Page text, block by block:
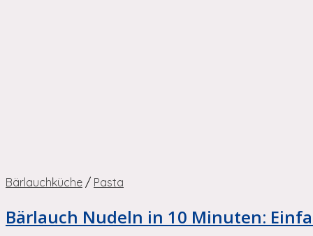
Bärlauchküche / Pasta
Bärlauch Nudeln in 10 Minuten: